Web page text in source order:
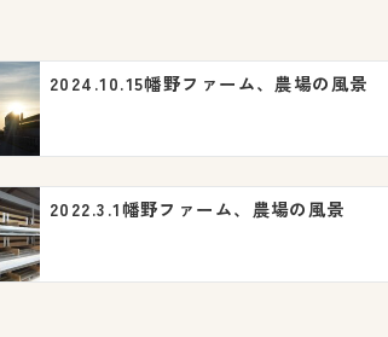
2024.10.15幡野ファーム、農場の風景
2022.3.1幡野ファーム、農場の風景